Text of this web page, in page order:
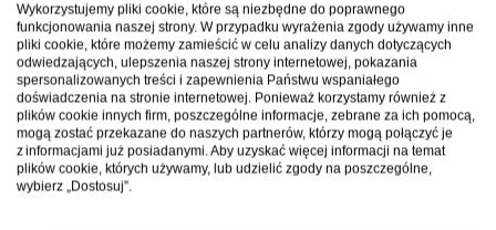
Wpłać na zbiórkę
Zgłoś nadużycie, jeśli uważasz, że zbiórka zawiera
niedozwolone treści.
Wykorzystujemy pliki cookie, które są niezbędne do poprawnego
funkcjonowania naszej strony. W przypadku wyrażenia zgody używamy inne
pliki cookie, które możemy zamieścić w celu analizy danych dotyczących
odwiedzających, ulepszenia naszej strony internetowej, pokazania
spersonalizowanych treści i zapewnienia Państwu wspaniałego
doświadczenia na stronie internetowej. Ponieważ korzystamy również z
plików cookie innych firm, poszczególne informacje, zebrane za ich pomocą,
mogą zostać przekazane do naszych partnerów, którzy mogą połączyć je
z informacjami już posiadanymi. Aby uzyskać więcej informacji na temat
plików cookie, których używamy, lub udzielić zgody na poszczególne,
wybierz „Dostosuj”.